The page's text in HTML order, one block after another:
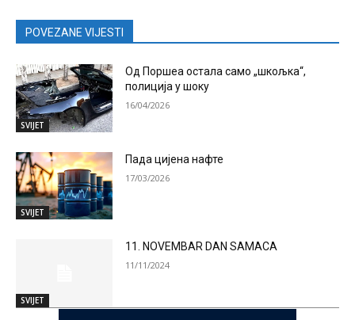
POVEZANE VIJESTI
SVIJET
Од Поршеа остала само „шкољка“,
полиција у шоку
16/04/2026
SVIJET
Пада цијена нафте
17/03/2026
SVIJET
11. NOVEMBAR DAN SAMACA
11/11/2024